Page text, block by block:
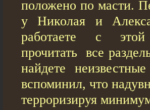
положено по масти.
у Николая и
работаете с этой
прочитать все
найдете
вспоминил, что
терроризируя